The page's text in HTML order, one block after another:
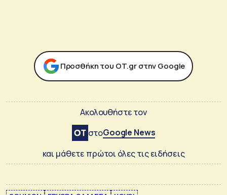
Προσθήκη του ΟΤ.gr στην Google
Ακολουθήστε τον
στοGoogle News
και μάθετε πρώτοι όλες τις ειδήσεις